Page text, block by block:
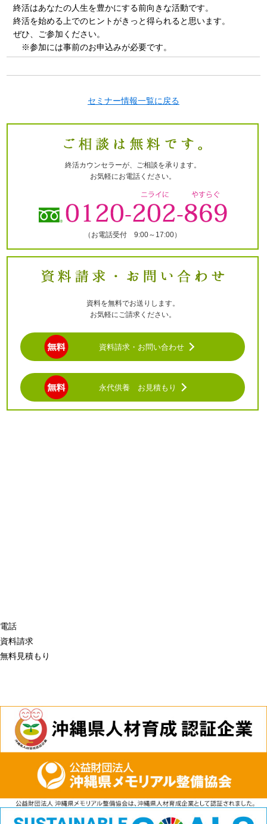
終活はあなたの人生を豊かにする前向きな活動です。
終活を始める上でのヒントがきっと得られると思います。
ぜひ、ご参加ください。
※参加には事前のお申込みが必要です。
セミナー情報一覧に戻る
終活カウンセラーが、ご相談を承ります。
お気軽にお電話ください。
（お電話受付 9:00～17:00）
資料を無料でお送りします。
お気軽にご請求ください。
資料請求・お問い合わせ
永代供養 お見積もり
電話
資料請求
無料見積もり